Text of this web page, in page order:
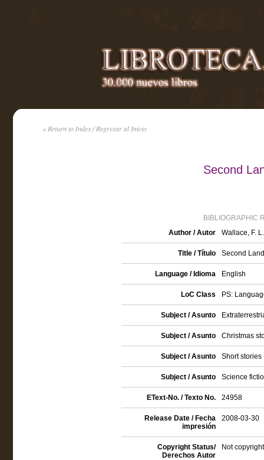
« Return to Index / Regresar al Inicio
Second
BIBLIOGRAPHIC
Author / Autor
Wallace, F.
Title / Título Second
Language / Idioma English
LoC Class PS:
Subject / Asunto
Subject / Asunto Christmas
Subject / Asunto Short stories
Subject / Asunto Science
EText-No. / Texto No. 24958
Release Date / Fecha
impresión
2008-03-30
Copyright Status/
Derechos Autor
Not